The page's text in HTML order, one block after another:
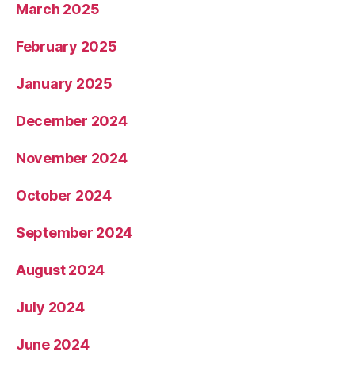
March 2025
February 2025
January 2025
December 2024
November 2024
October 2024
September 2024
August 2024
July 2024
June 2024